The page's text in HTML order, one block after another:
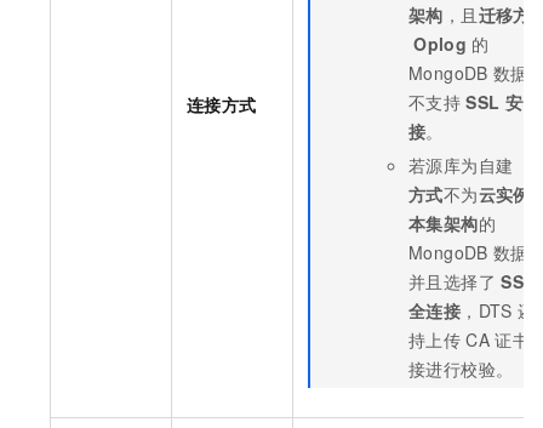
连接方式
架构 ，且 迁移方
Oplog 的
MongoDB 数据
不支持 SSL 安
接。
若源库为自建（
方式不为云实例
本集架构的
MongoDB 数据
并且选择了 SSL
全连接 ，DTS 还
持上传 CA 证书
接进行校验。